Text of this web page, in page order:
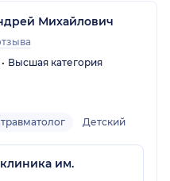
Михайлович
Высшая категория
Детский
им.